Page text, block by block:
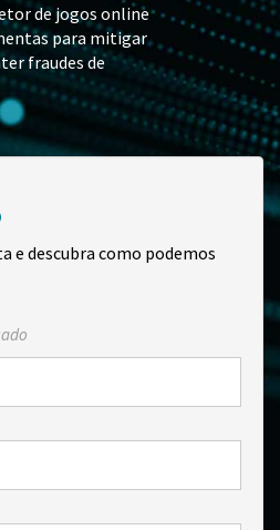
de jogos online
para mitigar
fraudes de
e descubra como podemos